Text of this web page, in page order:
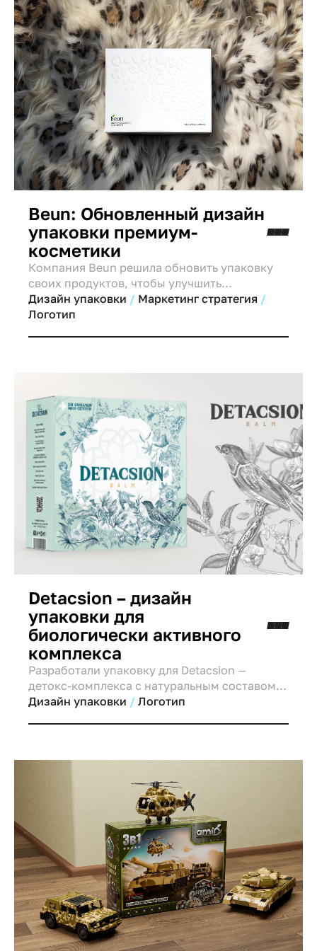
Beun: Обновленный дизайн
упаковки премиум-
косметики
Компания Beun решила обновить упаковку
своих продуктов, чтобы улучшить
восприятие бренда и повысить узнаваемость
на рынке. Старый дизайн не полностью
Дизайн упаковки
Маркетинг стратегия
Логотип
Detacsion – дизайн
упаковки для
биологически активного
комплекса
Разработали упаковку для Detacsion —
детокс-комплекса с натуральным составом.
Чистый дизайн, природные акценты и
Дизайн упаковки Логотип